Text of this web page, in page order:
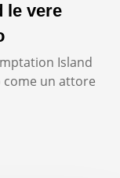
le vere
Island
come un attore